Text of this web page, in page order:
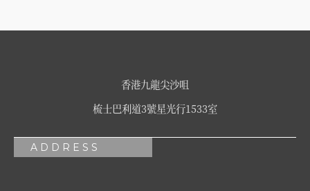
香港九龍尖沙咀
梳士巴利道3號星光行1533室
ADDRESS